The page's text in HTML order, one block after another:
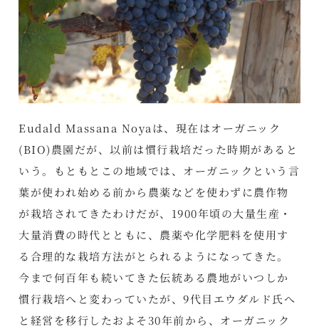
Eudald Massana Noyaは、現在はオーガニック
(BIO)農園だが、以前は慣行栽培だった時期があると
いう。もともとこの地域では、オーガニックという言
葉が使われ始める前から農薬などを使わずに農作物
が栽培されてきたわけだが、1900年頃の大量生産・
大量消費の時代とともに、農薬や化学肥料を使用す
る合理的な栽培方法がとられるようになってきた。
今まで何百年も続いてきた伝統ある農地がいつしか
慣行栽培へと変わっていたが、9代目エウダルド氏へ
と経営を移行したおよそ30年前から、オーガニック